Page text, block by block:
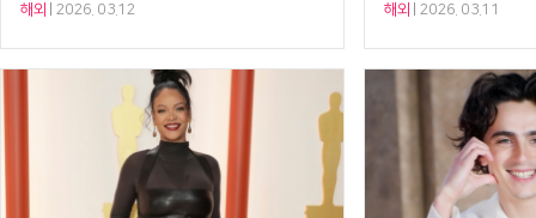
해외 2026. 03.12 해외 2026. 03.11